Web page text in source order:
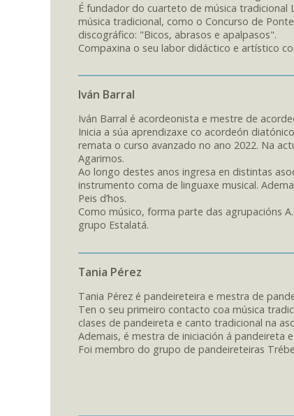
É fundador do cuarteto de música tradicional
música tradicional, como o Concurso de
discográfico: "Bicos, abrasos e apalpasos".
Compaxina o seu labor didáctico e artístico
Iván Barral
Iván Barral é acordeonista e mestre de
Inicia a súa aprendizaxe co acordeón
remata o curso avanzado no ano 2022. Na
Agarimos.
Ao longo destes anos ingresa en distintas
instrumento coma de linguaxe musical.
Peis d’hos.
Como músico, forma parte das agrupacións
grupo Estalatá.
Tania Pérez
Tania Pérez é pandeireteira e mestra de
Ten o seu primeiro contacto coa música
clases de pandeireta e canto tradicional na
Ademais, é mestra de iniciación á pandeireta
Foi membro do grupo de pandeireteiras